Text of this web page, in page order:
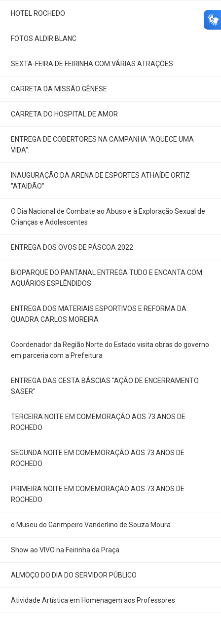
HOTEL ROCHEDO
FOTOS ALDIR BLANC
SEXTA-FEIRA DE FEIRINHA COM VÁRIAS ATRAÇÕES
CARRETA DA MISSÃO GÊNESE
CARRETA DO HOSPITAL DE AMOR
ENTREGA DE COBERTORES NA CAMPANHA "AQUECE UMA
VIDA".
INAUGURAÇÃO DA ARENA DE ESPORTES ATHAÍDE ORTIZ
"ATAIDÃO"
O Dia Nacional de Combate ao Abuso e à Exploração Sexual de
Crianças e Adolescentes
ENTREGA DOS OVOS DE PÁSCOA 2022
BIOPARQUE DO PANTANAL ENTREGA TUDO E ENCANTA COM
AQUÁRIOS ESPLÊNDIDOS
ENTREGA DOS MATERIAIS ESPORTIVOS E REFORMA DA
QUADRA CARLOS MOREIRA
Coordenador da Região Norte do Estado visita obras do governo
em parceria com a Prefeitura
ENTREGA DAS CESTA BÁSCIAS "AÇÃO DE ENCERRAMENTO
SASER"
TERCEIRA NOITE EM COMEMORAÇÃO AOS 73 ANOS DE
ROCHEDO
SEGUNDA NOITE EM COMEMORAÇÃO AOS 73 ANOS DE
ROCHEDO
PRIMEIRA NOITE EM COMEMORAÇÃO AOS 73 ANOS DE
ROCHEDO
o Museu do Garimpeiro Vanderlino de Souza Moura
Show ao VIVO na Feirinha da Praça
ALMOÇO DO DIA DO SERVIDOR PÚBLICO
Atividade Artística em Homenagem aos Professores